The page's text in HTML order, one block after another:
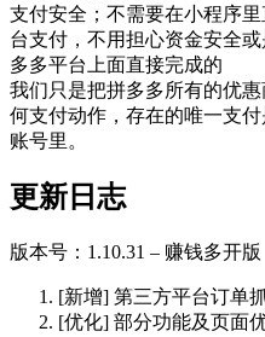
支付安全；不需要在小程序
台支付，不用担心资金安全
多多平台上面直接完成的
我们只是把拼多多所有的优
何支付动作，存在的唯一支
账号里。
更新日志
版本号：1.10.31 – 赚钱多开版
[新增] 第三方平台订单
[优化] 部分功能及页面